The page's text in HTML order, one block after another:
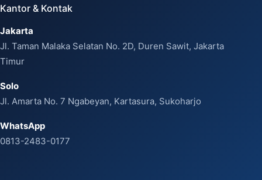
Kantor & Kontak
Jakarta
Jl. Taman Malaka Selatan No. 2D, Duren Sawit, Jakarta
Timur
Solo
Jl. Amarta No. 7 Ngabeyan, Kartasura, Sukoharjo
WhatsApp
0813-2483-0177